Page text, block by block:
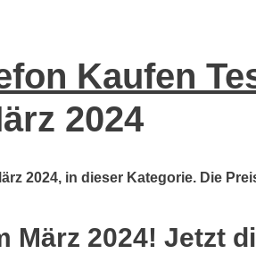
Kaufen
2024
2024, in dieser Kategorie. Die
März 2024! Jetzt